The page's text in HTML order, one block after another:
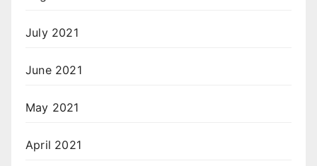
July 2021
June 2021
May 2021
April 2021